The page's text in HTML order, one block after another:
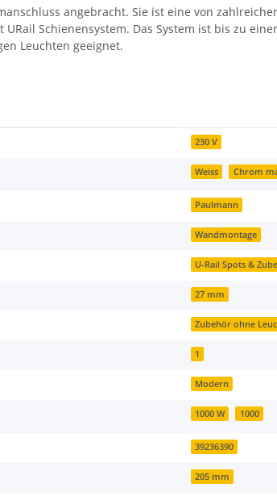
angebracht. Sie ist eine von
Schienensystem. Das System ist bis zu
Leuchten geeignet.
230 V
Weiss Chrom
Paulmann
Wandmontage
U-Rail Spots &
27 mm
Zubehör ohne
1
Modern
1000 W 1000
39236390
205 mm